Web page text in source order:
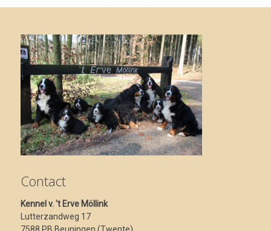
Contact
Kennel v. 't Erve Möllink
Lutterzandweg 17